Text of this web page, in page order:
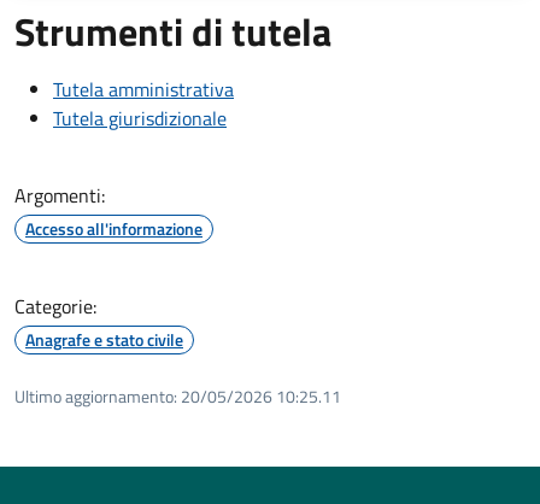
Strumenti di tutela
Tutela amministrativa
Tutela giurisdizionale
Argomenti:
Accesso all'informazione
Categorie:
Anagrafe e stato civile
Ultimo aggiornamento: 20/05/2026 10:25.11